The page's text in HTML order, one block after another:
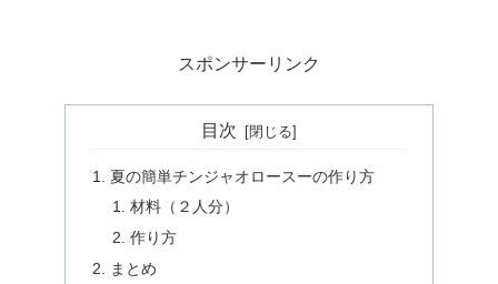
スポンサーリンク
目次
夏の簡単チンジャオロースーの作り方
材料（２人分）
作り方
まとめ